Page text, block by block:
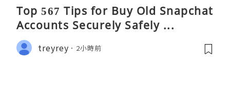
Top 567 Tips for Buy Old Snapchat
Accounts Securely Safely ...
treyrey 2小時前